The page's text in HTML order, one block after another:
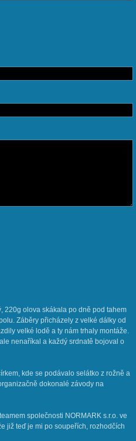
220g olova skákala po dně pod tahem
Záběry přicházely z velké dálky od
velké lodě a ty nám trhaly montáže.
nenaříkal a každý srdnatě bojoval o
kde se podávalo selátko z rožně a
dokonalé závody na
společnosti NORMARK s.r.o. ve
již teď je mi po soupeřích, rozhodčích